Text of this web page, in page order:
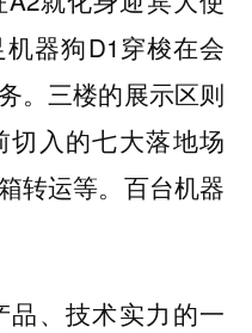
器狗D1穿梭在会
。三楼的展示区则
切入的七大落地场
转运等。百台机器
、技术实力的一